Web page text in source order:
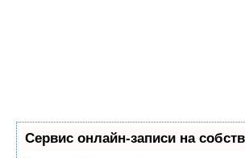
Сервис онлайн-записи на